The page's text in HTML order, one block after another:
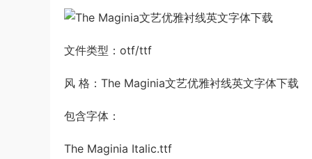
文件类型：otf/ttf
风 格：The Maginia文艺优雅衬线英文字体下载
包含字体：
The Maginia Italic.ttf